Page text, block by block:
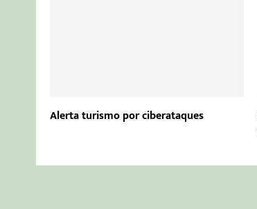
Alerta turismo por ciberataques